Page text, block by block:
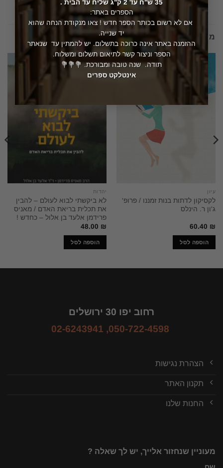
35 ש"ח עד 2 ק"ג שליח עד הבית .
הספרים באתר:
אם לא רשום בכותר הספר חדש ! צאו מנקודת הנחה שהוא
יד שנייה.
ההזמנה באתר אינה כרוכה בתשלום. יש להמתין עד שנאתר
הספר וניצור קשר לתיאום תשלום ומשלוח.
תודה. שנה טובה ומבורכת. 💐💐💐
אינטלקט ספרים
מוצרים קשורים
עיון
לקסיקון לדתות בנות זמננו / פרופ'
ג'ון ר. הינלס
60.40 ₪
הוספה לסל
יהדות
לא ביקשתי לבוא לעולם – להבין
את תכלית בריאת האדם / מאניס
פרידמן אלעד בן אלול – כחדש !
48.00 ₪
הוספה לסל
רחוב יפו 30 ירושלים
050-722-4598
,
02-6243941
הצהרת נגישות
תקנון האתר
החנות שלנו
מעוניין שנחזור אלייך, יש לך שאלה ?